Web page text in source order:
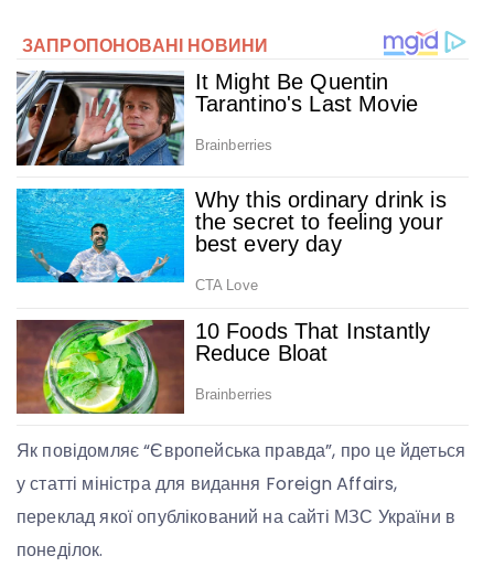
Як повідомляє “Європейська правда”, про це йдеться
у статті міністра для видання Foreign Affairs,
переклад якої опублікований на сайті МЗС України в
понеділок.